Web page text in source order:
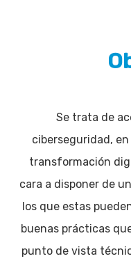
Se trata de
ciberseguridad,
transformación
cara a disponer de
los que estas
buenas prácticas
punto de vista